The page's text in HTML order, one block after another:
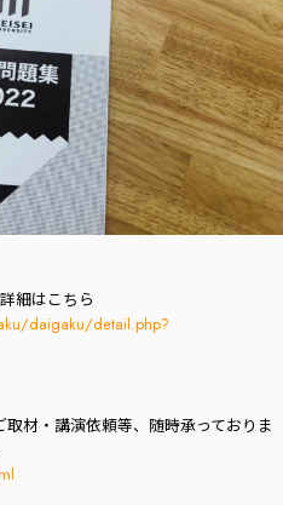
細はこちら
daigaku/detail.php?
材・講演依頼等、随時承っておりま